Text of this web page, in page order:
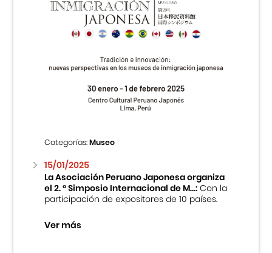
Categorías:Museo
15/01/2025
La Asociación Peruano Japonesa organiza
el 2. ° Simposio Internacional de M...:Con la
participación de expositores de 10 países.
Ver más